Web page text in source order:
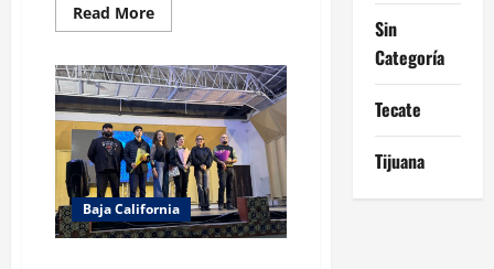
Read MoreRead
more
Gobierno
de
Ensenada
el
88
aniversario
de
la
Expropiación
Petrolera
Baja California
Sin
Categoría
Tecate
Tijuana